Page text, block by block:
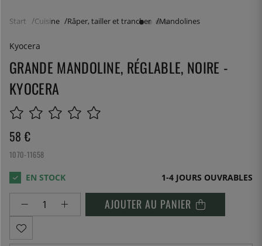
Start Cuisine Râper, tailler et trancher Mandolines
Kyocera
GRANDE MANDOLINE, RÉGLABLE, NOIRE -
KYOCERA
58 €
1070-11658
1-4 JOURS OUVRABLES
AJOUTER AU PANIER